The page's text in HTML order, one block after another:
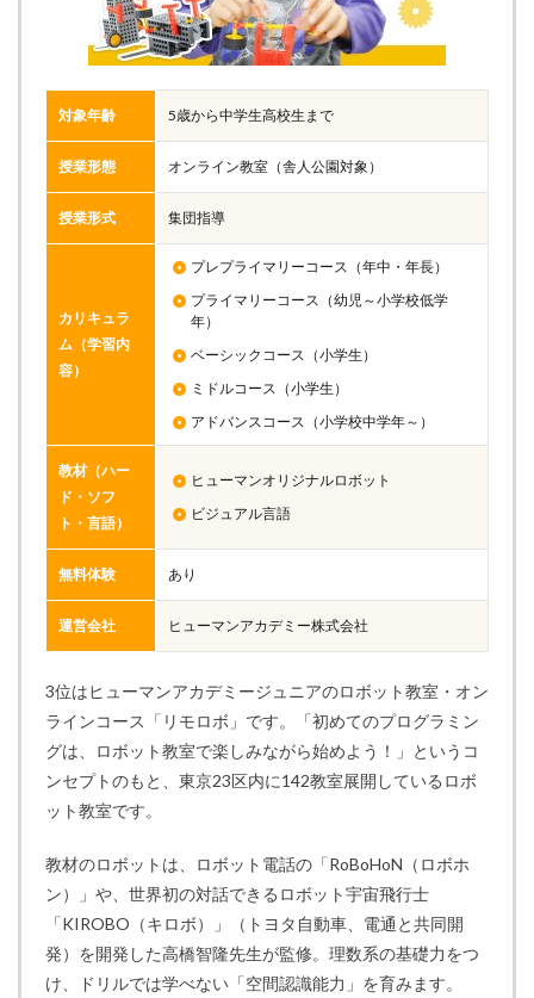
対象年齢 5歳から中学生高校生まで
授業形態 オンライン教室（舎人公園対象）
授業形式 集団指導
カリキュラ
ム（学習内
容）
プレプライマリーコース（年中・年長）
プライマリーコース（幼児～小学校低学
年）
ベーシックコース（小学生）
ミドルコース（小学生）
アドバンスコース（小学校中学年～）
教材（ハー
ド・ソフ
ト・言語）
ヒューマンオリジナルロボット
ビジュアル言語
無料体験 あり
運営会社 ヒューマンアカデミー株式会社
3位はヒューマンアカデミージュニアのロボット教室・オン
ラインコース「リモロボ」です。「初めてのプログラミン
グは、ロボット教室で楽しみながら始めよう！」というコ
ンセプトのもと、東京23区内に142教室展開しているロボ
ット教室です。
教材のロボットは、ロボット電話の「RoBoHoN（ロボホ
ン）」や、世界初の対話できるロボット宇宙飛行士
「KIROBO（キロボ）」（トヨタ自動車、電通と共同開
発）を開発した高橋智隆先生が監修。理数系の基礎力をつ
け、ドリルでは学べない「空間認識能力」を育みます。